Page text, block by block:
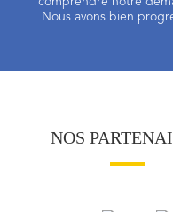
Nous avons bien
NOS